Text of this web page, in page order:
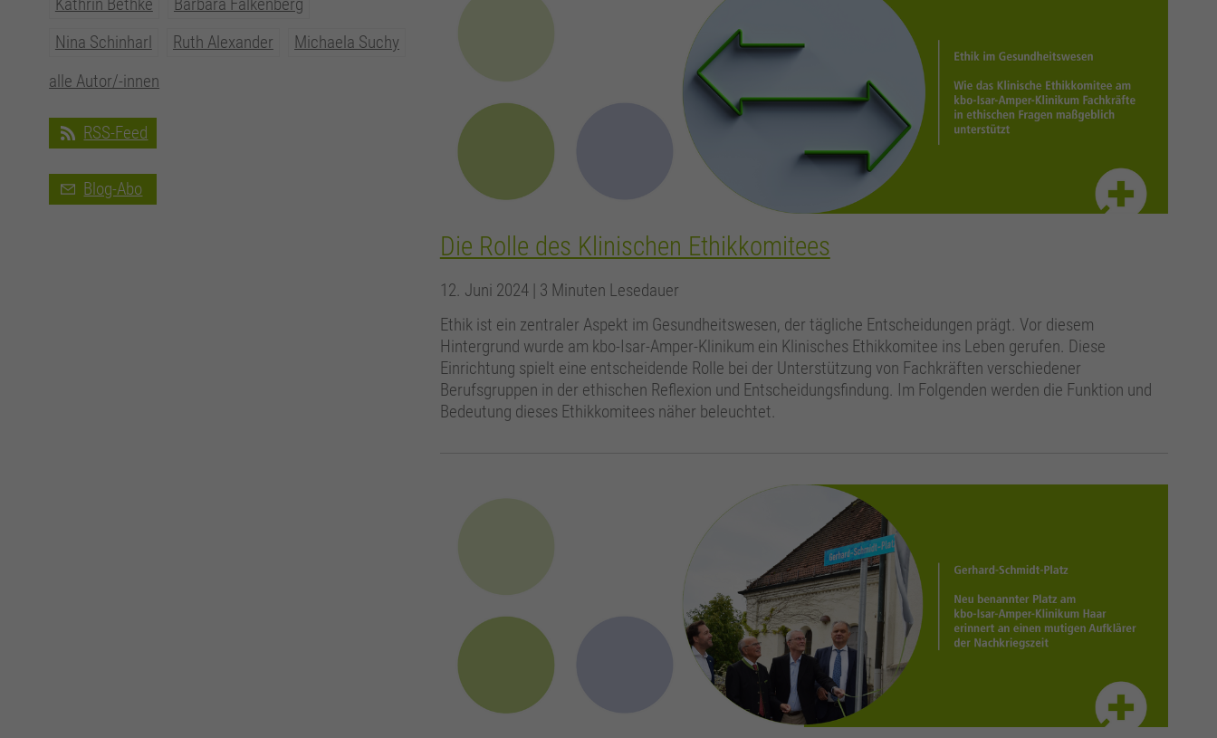
Kathrin Bethke
Barbara Falkenberg
Nina Schinharl
Ruth Alexander
Michaela Suchy
alle Autor/-innen
RSS-Feed
Blog-Abo
Die Rolle des Klinischen Ethikkomitees
12. Juni 2024 | 3 Minuten Lesedauer
Ethik ist ein zentraler Aspekt im Gesundheitswesen, der tägliche Entscheidungen prägt. Vor diesem
Hintergrund wurde am kbo-Isar-Amper-Klinikum ein Klinisches Ethikkomitee ins Leben gerufen. Diese
Einrichtung spielt eine entscheidende Rolle bei der Unterstützung von Fachkräften verschiedener
Berufsgruppen in der ethischen Reflexion und Entscheidungsfindung. Im Folgenden werden die Funktion und
Bedeutung dieses Ethikkomitees näher beleuchtet.